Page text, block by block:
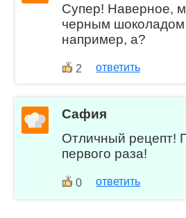
Супер! Наверное,
черным
например, а?
2 ответить
Сафия
Отличный рецепт!
первого раза!
0 ответить